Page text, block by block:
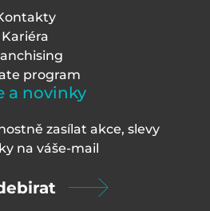
Kariéra
program
a novinky
zasílat akce, slevy
na váše-mail